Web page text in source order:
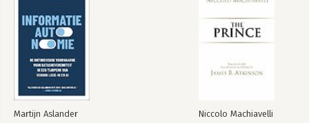
Martijn Aslander Niccolo Machiavelli